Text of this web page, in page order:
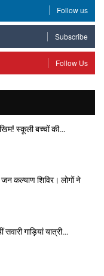
Follow us
Subscribe
Follow Us
स्कूली बच्चों की…
कल्याण शिविर। लोगों ने
गाड़ियां यात्री…